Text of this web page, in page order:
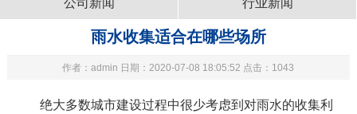
雨水收集适合在哪些场所
作者：admin 日期：2020-07-08 18:05:52 点击：1043
绝大多数城市建设过程中很少考虑到对雨水的收集利